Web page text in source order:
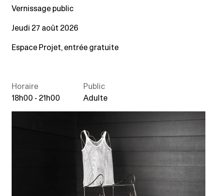
Vernissage public
Jeudi 27 août 2026
Espace Projet, entrée gratuite
Horaire
18h00 - 21h00
Public
Adulte